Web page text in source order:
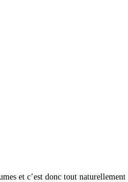
et c’est donc tout naturellement